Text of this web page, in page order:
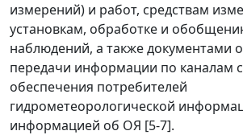
измерений) и работ, средствам
установкам, обработке и
наблюдений, а также документами
передачи информации по каналам
обеспечения потребителей
гидрометеорологической
информацией об ОЯ [5-7].